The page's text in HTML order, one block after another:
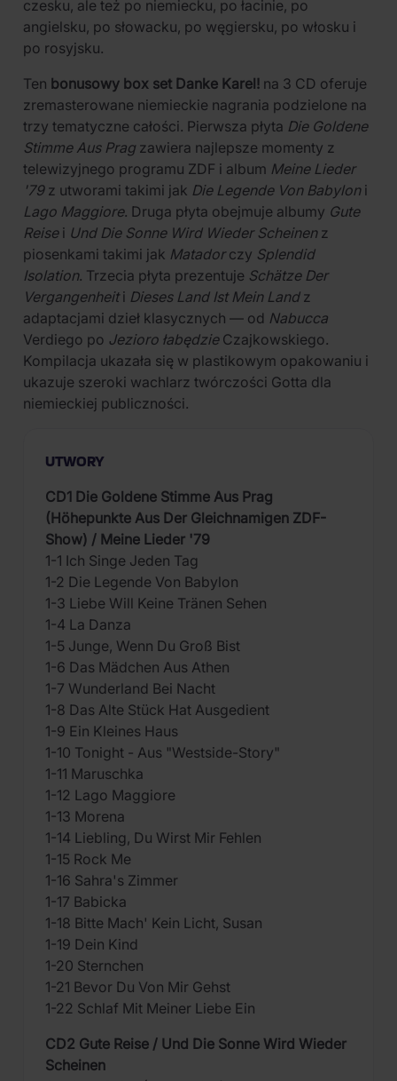
czesku, ale też po niemiecku, po łacinie, po
angielsku, po słowacku, po węgiersku, po włosku i
po rosyjsku.
Ten bonusowy box set Danke Karel! na 3 CD oferuje
zremasterowane niemieckie nagrania podzielone na
trzy tematyczne całości. Pierwsza płyta Die Goldene
Stimme Aus Prag zawiera najlepsze momenty z
telewizyjnego programu ZDF i album Meine Lieder
'79z utworami takimi jak Die Legende Von Babyloni
Lago Maggiore. Druga płyta obejmuje albumy Gute
Reisei Und Die Sonne Wird Wieder Scheinenz
piosenkami takimi jak Matadorczy Splendid
Isolation. Trzecia płyta prezentuje Schätze Der
Vergangenheiti Dieses Land Ist Mein Landz
adaptacjami dzieł klasycznych — od Nabucca
Verdiego po Jezioro łabędzieCzajkowskiego.
Kompilacja ukazała się w plastikowym opakowaniu i
ukazuje szeroki wachlarz twórczości Gotta dla
niemieckiej publiczności.
UTWORY
CD1 Die Goldene Stimme Aus Prag
(Höhepunkte Aus Der Gleichnamigen ZDF-
Show) / Meine Lieder '79
1-1 Ich Singe Jeden Tag
1-2 Die Legende Von Babylon
1-3 Liebe Will Keine Tränen Sehen
1-4 La Danza
1-5 Junge, Wenn Du Groß Bist
1-6 Das Mädchen Aus Athen
1-7 Wunderland Bei Nacht
1-8 Das Alte Stück Hat Ausgedient
1-9 Ein Kleines Haus
1-10 Tonight - Aus "Westside-Story"
1-11 Maruschka
1-12 Lago Maggiore
1-13 Morena
1-14 Liebling, Du Wirst Mir Fehlen
1-15 Rock Me
1-16 Sahra's Zimmer
1-17 Babicka
1-18 Bitte Mach' Kein Licht, Susan
1-19 Dein Kind
1-20 Sternchen
1-21 Bevor Du Von Mir Gehst
1-22 Schlaf Mit Meiner Liebe Ein
CD2 Gute Reise / Und Die Sonne Wird Wieder
Scheinen